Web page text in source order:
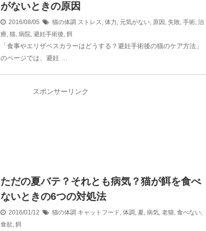
がないときの原因
2016/08/05 猫の体調 ストレス, 体力, 元気がない, 原因 , 失敗, 手術, 治
療, 猫, 病院, 避妊手術後, 餌
「食事やエリザベスカラーはどうする？避妊手術後の猫のケア方法」
のページでは、避妊 …
スポンサーリンク
ただの夏バテ？それとも病気？猫が餌を食べ
ないときの6つの対処法
2016/01/12 猫の体調 キャットフード, 体調 , 夏, 病気, 老猫, 食べない,
食欲, 餌